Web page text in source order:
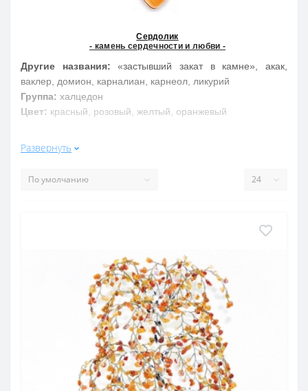
Сердолик
- камень сердечности и любви -
Другие названия:
«застывший закат в камне», акак,
ваклер, домион, карналиан, карнеол, ликурий
Группа: халцедон
Цвет: красный, розовый, желтый, оранжевый
Сердолик чрезвычайно сильный, счастливый камень,
способствует благополучию. Лечит онкологические
Название "сердолик" произошло от древнего города
Сардикс, бывшего в свое время столицей Древней Лидии,
расположенной на реке Гермус, недалеко от турецкого
побережья Эгейского моря. Эта разновидность
халцедонов называлась в древности сардерами,
сардарами, сардионами. Наиболее ценным считался
оранжево-красный халцедон, лишенный прожилок. Это
один из популярнейших камней у всех народов. Считали,
что он обладает свойствами предохранять от козней
Развернуть